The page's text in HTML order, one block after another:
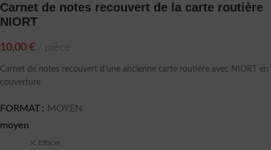
Carnet de notes recouvert de la carte routière
NIORT
10,00 €
Carnet de notes recouvert d’une ancienne carte routière avec NIORT en
couverture
FORMAT
MOYEN
moyen
Effacer